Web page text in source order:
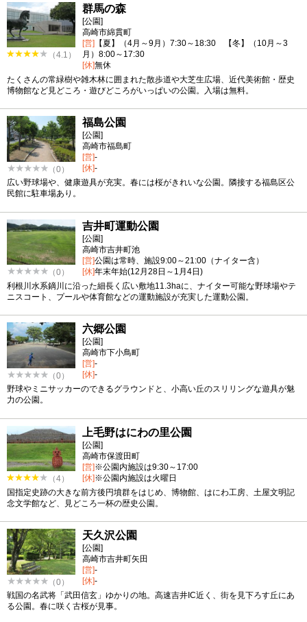
（4.1）
群馬の森
[公園]
高崎市綿貫町
[営] 【夏】（4月～9月）7:30～18:30 【冬】（10月～3
月）8:00～17:30
[休]無休
たくさんの常緑樹や雑木林に囲まれた散歩道や大芝生広場、近代美術館・歴史
博物館など見どころ・遊びどころがいっぱいの公園。入場は無料。
（0）
福島公園
[公園]
高崎市福島町
[営]-
[休]-
広い野球場や、健康遊具が充実。春には桜がきれいな公園。隣接する福島区公
民館に駐車場あり。
（0）
吉井町運動公園
[公園]
高崎市吉井町池
[営]公園は常時、施設9:00～21:00（ナイター含）
[休]年末年始(12月28日～1月4日)
利根川水系鏑川に沿った細長く広い敷地11.3haに、ナイター可能な野球場やテ
ニスコート、プールや体育館などの運動施設が充実した運動公園。
（0）
六郷公園
[公園]
高崎市下小鳥町
[営]-
[休]-
野球やミニサッカーのできるグラウンドと、小高い丘のスリリングな遊具が魅
力の公園。
（4）
上毛野はにわの里公園
[公園]
高崎市保渡田町
[営]※公園内施設は9:30～17:00
[休]※公園内施設は火曜日
国指定史跡の大きな前方後円墳群をはじめ、博物館、はにわ工房、土屋文明記
念文学館など、見どころ一杯の歴史公園。
（0）
天久沢公園
[公園]
高崎市吉井町矢田
[営]-
[休]-
戦国の名武将「武田信玄」ゆかりの地。高速吉井IC近く、街を見下ろす丘にあ
る公園。春に咲く古桜が見事。